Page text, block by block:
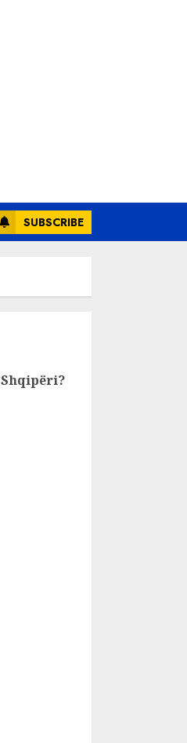
SUBSCRIBE